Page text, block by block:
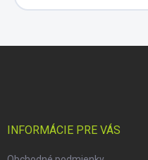
INFORMÁCIE PRE VÁS